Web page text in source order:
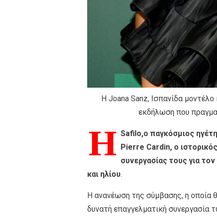
Η Joana Sanz, Ισπανίδα
εκδήλωση που
Η Safilo,ο παγκόσμιος
Pierre Cardin, ο
συνεργασίας τους για
και ηλίου.
Η ανανέωση της σύμβασης, η οποία
δυνατή επαγγελματική συνεργασία